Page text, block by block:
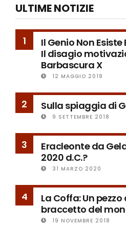
ULTIME NOTIZIE
1
Il Genio Non Esiste
Il disagio
Barbascura X
12 MAGGIO 2019
2 Sulla spiaggia di
9 SETTEMBRE 2018
3
Eracleonte da
2020 d.C.?
31 MARZO 2020
4
La Coffa: Un
braccetto del
19 NOVEMBRE 2018